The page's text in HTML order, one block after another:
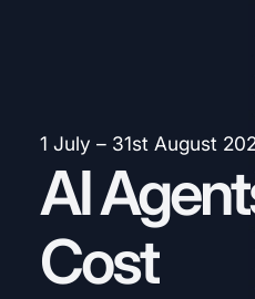
1 July – 31st August
AI
Cost